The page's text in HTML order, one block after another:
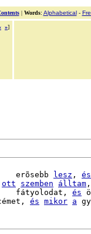
| Words: Alphabetical-
»]
lesz , és
ott szemben álltam
fátyolodat, és
és mikor a